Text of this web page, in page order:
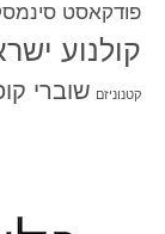
פודקאסט
קולנוע
קטנוניזם שוברי